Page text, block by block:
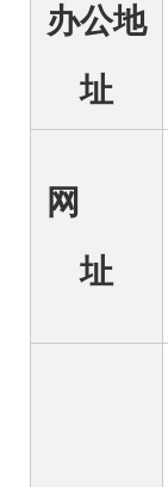
办公地
址
网
址